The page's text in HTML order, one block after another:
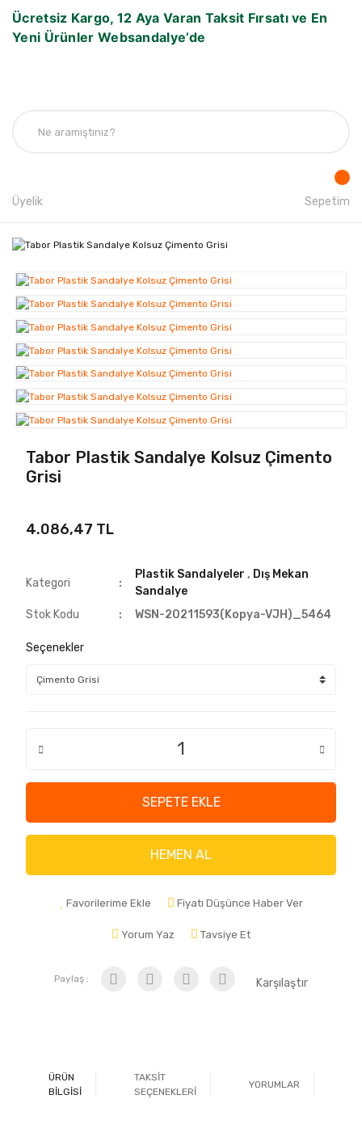
Ücretsiz Kargo, 12 Aya Varan Taksit Fırsatı ve En
Yeni Ürünler Websandalye’de
Üyelik Sepetim
Tabor Plastik Sandalye Kolsuz Çimento
Grisi
4.086,47 TL
Kategori
Plastik Sandalyeler , Dış Mekan
Sandalye
Stok Kodu
WSN-20211593(Kopya-VJH)_5464
Seçenekler
SEPETE EKLE
HEMEN AL
Favorilerime Ekle Fiyatı Düşünce Haber Ver
Yorum Yaz Tavsiye Et
Paylaş : Karşılaştır
ÜRÜN
BİLGİSİ
TAKSİT
SEÇENEKLERİ
YORUMLAR